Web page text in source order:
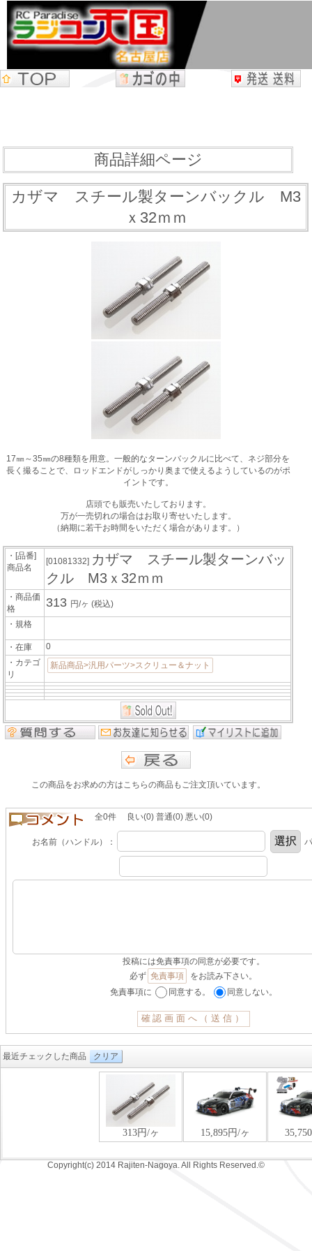
商品詳細ページ
カザマ スチール製ターンバックル M3
ｘ32ｍｍ
17㎜～35㎜の8種類を用意。一般的なターンバックルに比べて、ネジ部分を
長く撮ることで、ロッドエンドがしっかり奥まで使えるようしているのがポ
イントです。
店頭でも販売いたしております。
万が一売切れの場合はお取り寄せいたします。
（納期に若干お時間をいただく場合があります。）
・[品番]
商品名
[01081332] カザマ スチール製ターンバッ
クル M3ｘ32ｍｍ
・商品価
格
313 円/ヶ(税込)
・規格
・在庫
0
・カテゴ
リ
新品商品>汎用パーツ>スクリュー＆ナット
この商品をお求めの方はこちらの商品もご注文頂いています。
全0件 良い(0) 普通(0) 悪い(0)
お名前（ハンドル）：
投稿には免責事項の同意が必要です。
必ず 免責事項
をお読み下さい。
免責事項に
同意する。 同意しない。
最近チェックした商品 クリア
Copyright(c) 2014 Rajiten-Nagoya. All Rights Reserved.©